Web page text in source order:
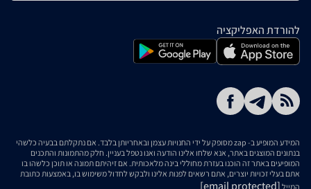
להורדת האפליקציה
המידע המופיע ב- zap מסופק על ידי החנויות עצמן ובאחריותן בלבד. אם נתקלתם בבעיה כלשהי
בנתונים המוצגים באתר, אנא שלחו אלינו הודעה ואנו נטפל בעניין. חלק מהתמונות והתכנים
המופיעים באתר זה הוכנו בעזרת מחוללי בינה מלאכותית. אם זיהיתם תמונה או תוכן כלשהו בו
אתם בעלי זכויות יוצרים, אתם רשאים לפנות אלינו ולבקש לחדול משימוש בו, באמצעות כתובת
המייל [email protected]